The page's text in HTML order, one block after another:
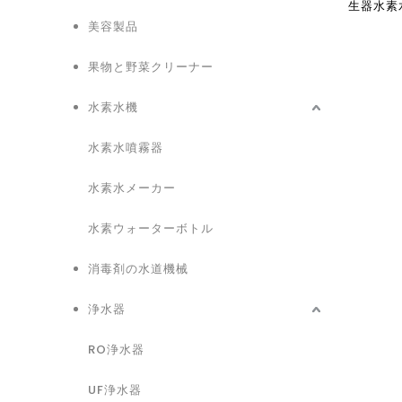
美容製品
果物と野菜クリーナー
水素水機
水素水噴霧器
水素水メーカー
水素ウォーターボトル
消毒剤の水道機械
浄水器
RO浄水器
UF浄水器
生器水素